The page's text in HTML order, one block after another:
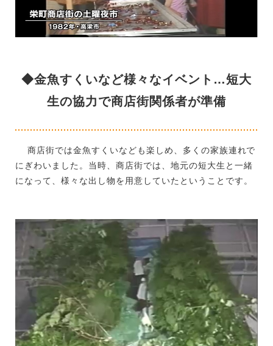
◆金魚すくいなど様々なイベント…短大
生の協力で商店街関係者が準備
商店街では金魚すくいなども楽しめ、多くの家族連れで
にぎわいました。当時、商店街では、地元の短大生と一緒
になって、様々な出し物を用意していたということです。